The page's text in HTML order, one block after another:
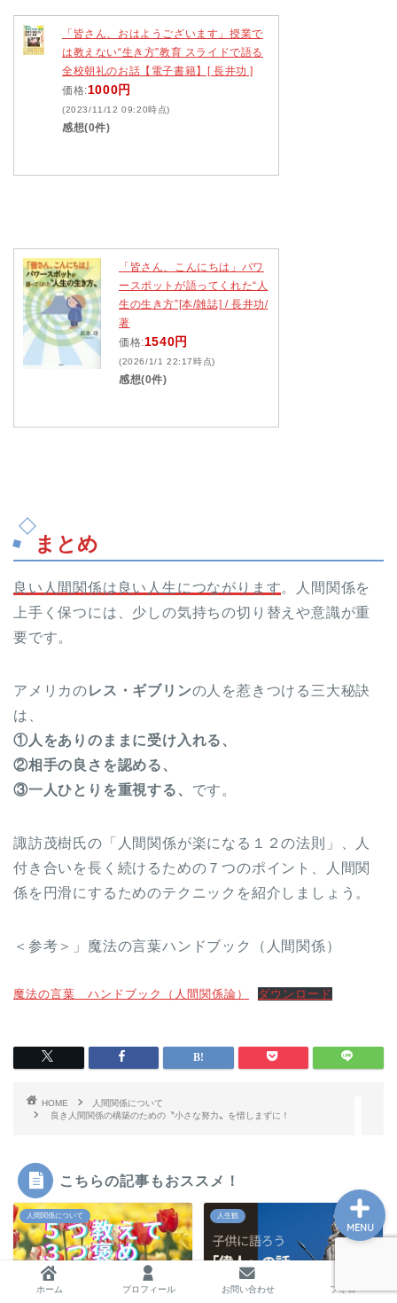
「皆さん、おはようございます」授業で
は教えない“生き方”教育 スライドで語る
全校朝礼のお話【電子書籍】[ 長井功 ]
価格:1000円
(2023/11/12 09:20時点)
感想(0件)
「皆さん、こんにちは」パワ
ースポットが語ってくれた“人
生の生き方”[本/雑誌] / 長井功/
著
価格:1540円
(2026/1/1 22:17時点)
感想(0件)
まとめ
良い人間関係は良い人生につながります。人間関係を
上手く保つには、少しの気持ちの切り替えや意識が重
要です。
アメリカのレス・ギブリンの人を惹きつける三大秘訣
は、
①人をありのままに受け入れる、
②相手の良さを認める、
③一人ひとりを重視する、 です。
諏訪茂樹氏の「人間関係が楽になる１２の法則」、人
付き合いを長く続けるための７つのポイント、人間関
係を円滑にするためのテクニックを紹介しましょう。
＜参考＞」魔法の言葉ハンドブック（人間関係）
魔法の言葉 ハンドブック（人間関係論） ダウンロード
HOME
人間関係について
良き人間関係の構築のための〝小さな努力〟を惜しまずに！
こちらの記事もおススメ！
人間関係について 人生観
ホーム プロフィール お問い合わせ フォロー
MENU